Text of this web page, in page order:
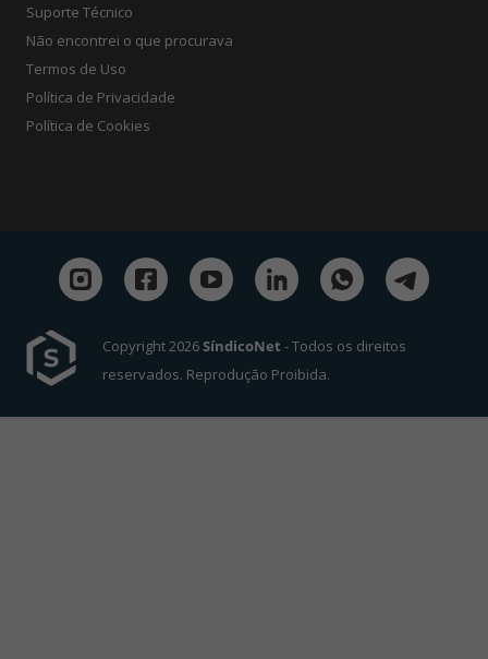
Suporte Técnico
Não encontrei o que procurava
Termos de Uso
Política de Privacidade
Política de Cookies
Copyright 2026SíndicoNet - Todos os direitos
reservados. Reprodução Proibida.